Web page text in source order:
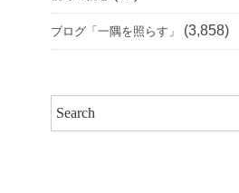
ブログ「一隅を照らす」 (3,858)